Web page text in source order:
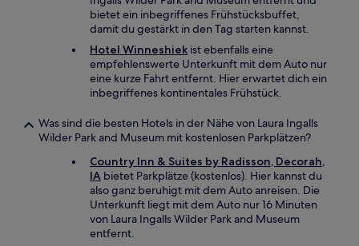
bietet ein inbegriffenes Frühstücksbuffet,
damit du gestärkt in den Tag starten kannst.
Hotel Winneshiek ist ebenfalls eine
empfehlenswerte Unterkunft mit dem Auto nur
eine kurze Fahrt entfernt. Hier erwartet dich ein
inbegriffenes kontinentales Frühstück.
Was sind die besten Hotels in der Nähe von Laura Ingalls
Wilder Park and Museum mit kostenlosen Parkplätzen?
Country Inn & Suites by Radisson, Decorah,
IA bietet Parkplätze (kostenlos). Hier kannst du
also ganz beruhigt mit dem Auto anreisen. Die
Unterkunft liegt mit dem Auto nur 16 Minuten
von Laura Ingalls Wilder Park and Museum
entfernt.